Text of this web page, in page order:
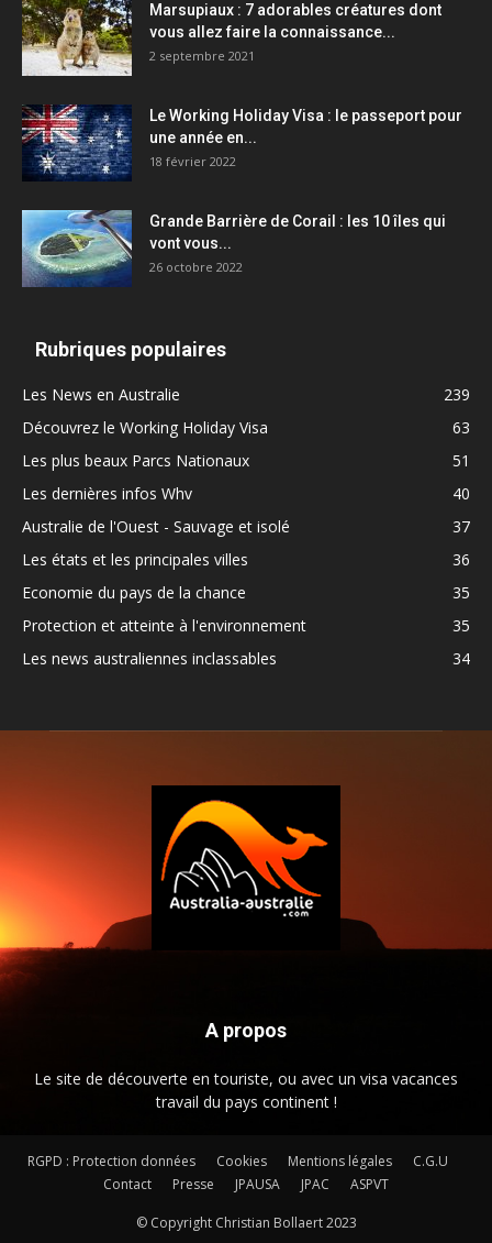
Marsupiaux : 7 adorables créatures dont
vous allez faire la connaissance...
2 septembre 2021
Le Working Holiday Visa : le passeport pour
une année en...
18 février 2022
Grande Barrière de Corail : les 10 îles qui
vont vous...
26 octobre 2022
Rubriques populaires
Les News en Australie
239
Découvrez le Working Holiday Visa
63
Les plus beaux Parcs Nationaux
51
Les dernières infos Whv
40
Australie de l'Ouest - Sauvage et isolé
37
Les états et les principales villes
36
Economie du pays de la chance
35
Protection et atteinte à l'environnement
35
Les news australiennes inclassables
34
A propos
Le site de découverte en touriste, ou avec un visa vacances
travail du pays continent !
RGPD : Protection données Cookies Mentions légales
C.G.U
Contact
Presse JPAUSA JPAC ASPVT
© Copyright Christian Bollaert 2023